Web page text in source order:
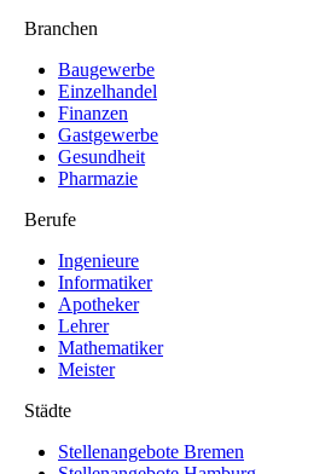
Branchen
Baugewerbe
Einzelhandel
Finanzen
Gastgewerbe
Gesundheit
Pharmazie
Berufe
Ingenieure
Informatiker
Apotheker
Lehrer
Mathematiker
Meister
Städte
Stellenangebote Bremen